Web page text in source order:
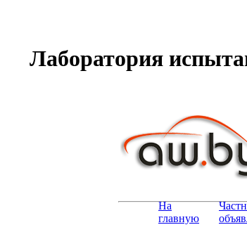
Лаборатория
На
главную